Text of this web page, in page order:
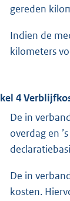
gereden
Indien de
kilometers
4
De in
overdag en
De in
kosten.